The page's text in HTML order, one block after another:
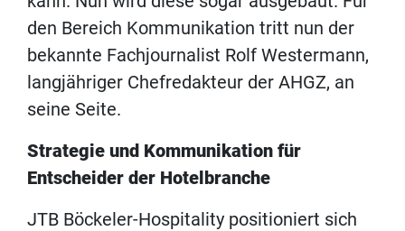
den Bereich Kommunikation tritt nun der
bekannte Fachjournalist Rolf Westermann,
langjähriger Chefredakteur der AHGZ, an
seine Seite.
Strategie und Kommunikation für
Entscheider der Hotelbranche
JTB Böckeler-Hospitality positioniert sich